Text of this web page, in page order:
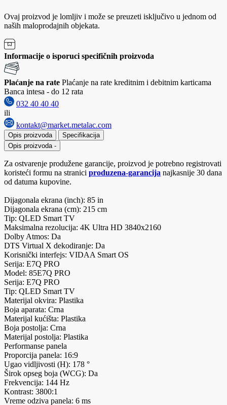
Ovaj proizvod je lomljiv i može se preuzeti isključivo u jednom od
naših maloprodajnih objekata.
Informacije o isporuci specifičnih proizvoda
Plaćanje na rate Plaćanje na rate kreditnim i debitnim karticama
Banca intesa - do 12 rata
032 40 40 40
ili
kontakt@market.metalac.com
Opis proizvoda
Specifikacija
Opis proizvoda -
Za ostvarenje produžene garancije, proizvod je potrebno registrovati
koristeći formu na stranici produzena-garancija najkasnije 30 dana
od datuma kupovine.
Dijagonala ekrana (inch): 85 in
Dijagonala ekrana (cm): 215 cm
Tip: QLED Smart TV
Maksimalna rezolucija: 4K Ultra HD 3840x2160
Dolby Atmos: Da
DTS Virtual X dekodiranje: Da
Korisnički interfejs: VIDAA Smart OS
Serija: E7Q PRO
Model: 85E7Q PRO
Serija: E7Q PRO
Tip: QLED Smart TV
Materijal okvira: Plastika
Boja aparata: Crna
Materijal kućišta: Plastika
Boja postolja: Crna
Materijal postolja: Plastika
Performanse panela
Proporcija panela: 16:9
Ugao vidljivosti (H): 178 °
Širok opseg boja (WCG): Da
Frekvencija: 144 Hz
Kontrast: 3800:1
Vreme odziva panela: 6 ms